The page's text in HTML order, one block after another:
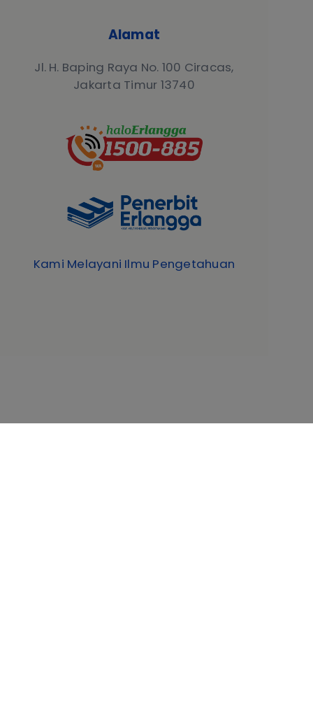
Alamat
Jl. H. Baping Raya No. 100 Ciracas,
Jakarta Timur 13740
Kami Melayani Ilmu Pengetahuan